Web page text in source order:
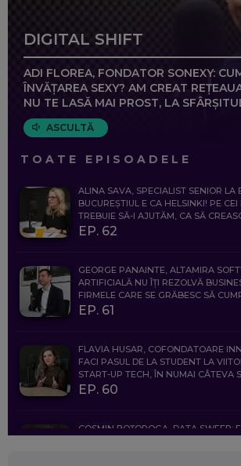
DIGITAL SHIFT
ADI FLOREA, FONDATOR SONEXY:
ÎNVĂȚAREA SEXY? AM CREAT
NU TE LASĂ MAI PROST, LA
ASCULTĂ
TOATE EPISOADELE
ALINA SAVA, SPECIALIST SENIOR LA
BUCUREȘTIUL E CA HELSINKI! PE
TREBUIE SĂ-I AJUTĂM, CA SĂ
EP. 62
GEORGE PANAINTE, ALTAMIRA
ARTIFICIALĂ NU ÎȚI REZOLVĂ
FIRMELE CARE SE GRĂBESC SĂ
EP. 61
FLAVIA HUSAR, COFONDATOARE
FACI PASUL DE LA STUDENT LA
START-UP TECH, ÎN NUMAI CÂTEVA
EP. 60
COSMIN BOȚOROGA, DATA SWEEP: